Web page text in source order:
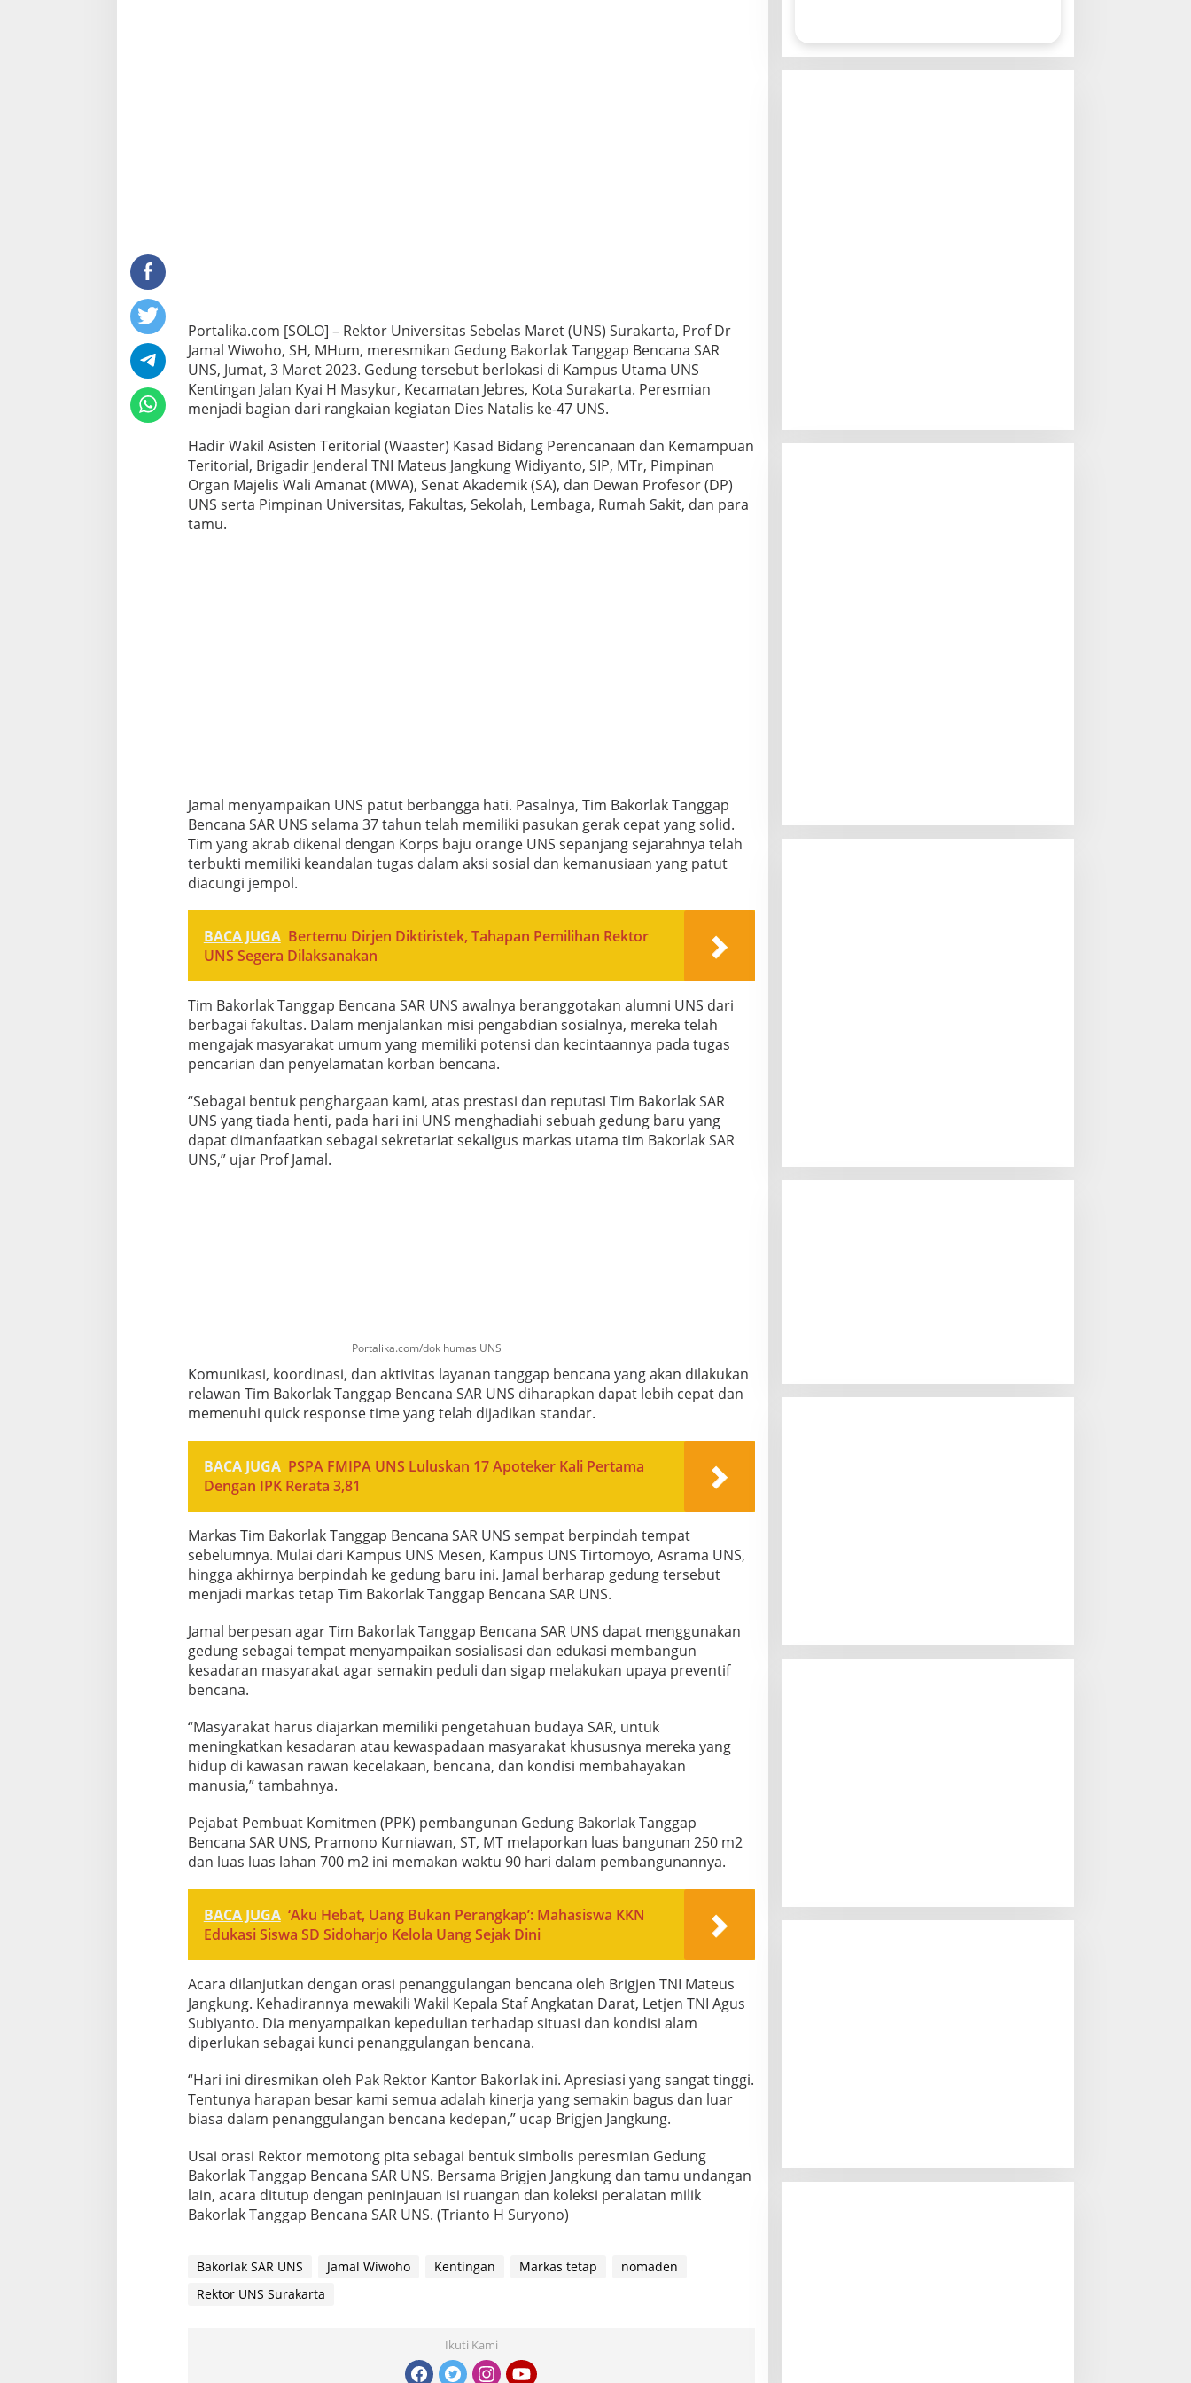
Portalika.com [SOLO] – Rektor Universitas Sebelas Maret (UNS) Surakarta, Prof Dr
Jamal Wiwoho, SH, MHum, meresmikan Gedung Bakorlak Tanggap Bencana SAR
UNS, Jumat, 3 Maret 2023. Gedung tersebut berlokasi di Kampus Utama UNS
Kentingan Jalan Kyai H Masykur, Kecamatan Jebres, Kota Surakarta. Peresmian
menjadi bagian dari rangkaian kegiatan Dies Natalis ke-47 UNS.
Hadir Wakil Asisten Teritorial (Waaster) Kasad Bidang Perencanaan dan Kemampuan
Teritorial, Brigadir Jenderal TNI Mateus Jangkung Widiyanto, SIP, MTr, Pimpinan
Organ Majelis Wali Amanat (MWA), Senat Akademik (SA), dan Dewan Profesor (DP)
UNS serta Pimpinan Universitas, Fakultas, Sekolah, Lembaga, Rumah Sakit, dan para
tamu.
Jamal menyampaikan UNS patut berbangga hati. Pasalnya, Tim Bakorlak Tanggap
Bencana SAR UNS selama 37 tahun telah memiliki pasukan gerak cepat yang solid.
Tim yang akrab dikenal dengan Korps baju orange UNS sepanjang sejarahnya telah
terbukti memiliki keandalan tugas dalam aksi sosial dan kemanusiaan yang patut
diacungi jempol.
BACA JUGA Bertemu Dirjen Diktiristek, Tahapan Pemilihan Rektor
UNS Segera Dilaksanakan
Tim Bakorlak Tanggap Bencana SAR UNS awalnya beranggotakan alumni UNS dari
berbagai fakultas. Dalam menjalankan misi pengabdian sosialnya, mereka telah
mengajak masyarakat umum yang memiliki potensi dan kecintaannya pada tugas
pencarian dan penyelamatan korban bencana.
“Sebagai bentuk penghargaan kami, atas prestasi dan reputasi Tim Bakorlak SAR
UNS yang tiada henti, pada hari ini UNS menghadiahi sebuah gedung baru yang
dapat dimanfaatkan sebagai sekretariat sekaligus markas utama tim Bakorlak SAR
UNS,” ujar Prof Jamal.
Portalika.com/dok humas UNS
Komunikasi, koordinasi, dan aktivitas layanan tanggap bencana yang akan dilakukan
relawan Tim Bakorlak Tanggap Bencana SAR UNS diharapkan dapat lebih cepat dan
memenuhi quick response time yang telah dijadikan standar.
BACA JUGA PSPA FMIPA UNS Luluskan 17 Apoteker Kali Pertama
Dengan IPK Rerata 3,81
Markas Tim Bakorlak Tanggap Bencana SAR UNS sempat berpindah tempat
sebelumnya. Mulai dari Kampus UNS Mesen, Kampus UNS Tirtomoyo, Asrama UNS,
hingga akhirnya berpindah ke gedung baru ini. Jamal berharap gedung tersebut
menjadi markas tetap Tim Bakorlak Tanggap Bencana SAR UNS.
Jamal berpesan agar Tim Bakorlak Tanggap Bencana SAR UNS dapat menggunakan
gedung sebagai tempat menyampaikan sosialisasi dan edukasi membangun
kesadaran masyarakat agar semakin peduli dan sigap melakukan upaya preventif
bencana.
“Masyarakat harus diajarkan memiliki pengetahuan budaya SAR, untuk
meningkatkan kesadaran atau kewaspadaan masyarakat khususnya mereka yang
hidup di kawasan rawan kecelakaan, bencana, dan kondisi membahayakan
manusia,” tambahnya.
Pejabat Pembuat Komitmen (PPK) pembangunan Gedung Bakorlak Tanggap
Bencana SAR UNS, Pramono Kurniawan, ST, MT melaporkan luas bangunan 250 m2
dan luas luas lahan 700 m2 ini memakan waktu 90 hari dalam pembangunannya.
BACA JUGA ‘Aku Hebat, Uang Bukan Perangkap’: Mahasiswa KKN
Edukasi Siswa SD Sidoharjo Kelola Uang Sejak Dini
Acara dilanjutkan dengan orasi penanggulangan bencana oleh Brigjen TNI Mateus
Jangkung. Kehadirannya mewakili Wakil Kepala Staf Angkatan Darat, Letjen TNI Agus
Subiyanto. Dia menyampaikan kepedulian terhadap situasi dan kondisi alam
diperlukan sebagai kunci penanggulangan bencana.
“Hari ini diresmikan oleh Pak Rektor Kantor Bakorlak ini. Apresiasi yang sangat tinggi.
Tentunya harapan besar kami semua adalah kinerja yang semakin bagus dan luar
biasa dalam penanggulangan bencana kedepan,” ucap Brigjen Jangkung.
Usai orasi Rektor memotong pita sebagai bentuk simbolis peresmian Gedung
Bakorlak Tanggap Bencana SAR UNS. Bersama Brigjen Jangkung dan tamu undangan
lain, acara ditutup dengan peninjauan isi ruangan dan koleksi peralatan milik
Bakorlak Tanggap Bencana SAR UNS. (Trianto H Suryono)
Bakorlak SAR UNS Jamal Wiwoho Kentingan Markas tetap
nomaden
Rektor UNS Surakarta
Ikuti Kami